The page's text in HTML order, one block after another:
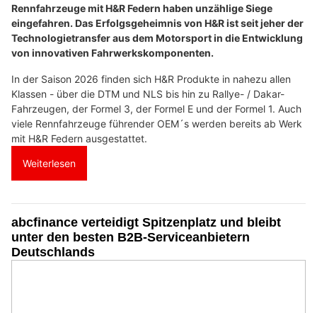
Rennfahrzeuge mit H&R Federn haben unzählige Siege
eingefahren. Das Erfolgsgeheimnis von H&R ist seit jeher der
Technologietransfer aus dem Motorsport in die Entwicklung
von innovativen Fahrwerkskomponenten.
In der Saison 2026 finden sich H&R Produkte in nahezu allen
Klassen - über die DTM und NLS bis hin zu Rallye- / Dakar-
Fahrzeugen, der Formel 3, der Formel E und der Formel 1. Auch
viele Rennfahrzeuge führender OEM´s werden bereits ab Werk
mit H&R Federn ausgestattet.
Weiterlesen
abcfinance verteidigt Spitzenplatz und bleibt
unter den besten B2B-Serviceanbietern
Deutschlands